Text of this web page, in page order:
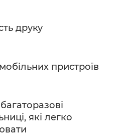
друку
пристроїв
які легко